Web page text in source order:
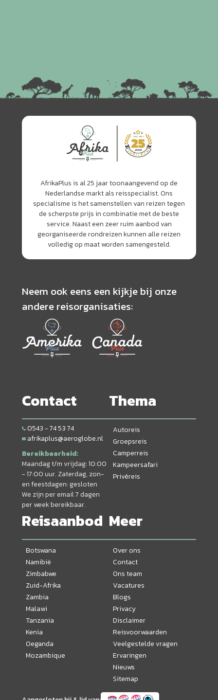
AfrikaPlus is al 25 jaar toonaangevend op de
Nederlandse markt als reisspecialist. Ons
specialisme is het samenstellen van reizen tegen
de scherpste prijs in combinatie met de beste
service. Naast een zeer ruim aanbod van
georganiseerde rondreizen kunnen alle reizen
volledig op maat worden samengesteld.
Neem ook eens een kijkje bij onze
andere reisorganisaties:
Contact
0543 - 74 53 74
afrikaplus@aeroglobe.nl
Bereikbaarheid:
Maandag t/m vrijdag: 10:00
- 17:00 uur. Zaterdag, zon-
en feestdagen: gesloten
We zijn per email 7 dagen
per week bereikbaar.
Thema
Autoreis
Groepsreis
Camperreis
Kampeersafari
Privéreis
Reisaanbod
Botswana
Namibië
Zimbabwe
Zuid-Afrika
Zambia
Malawi
Tanzania
Kenia
Oeganda
Mozambique
Meer
Over ons
Contact
Ons team
Vacatures
Blogs
Privacy
Disclaimer
Reisvoorwaarden
Veelgestelde vragen
Ervaringen
Nieuws
Sitemap